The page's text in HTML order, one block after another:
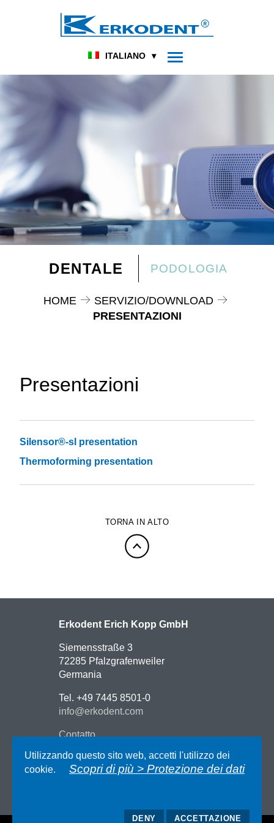
ITALIANO
DENTALE PODOLOGIA
HOME
SERVIZIO/DOWNLOAD
PRESENTAZIONI
Presentazioni
Silensor®-sl presentation
Thermoforming presentation
TORNA IN ALTO
Erkodent Erich Kopp GmbH
Siemensstraße 3
72285 Pfalzgrafenweiler
Germania
Tel. +49 7445 8501-0
info@erkodent.com
Contatto
Impressum
Protezione dei dati
Utilizzando questo sito web, accetti l'utilizzo dei
cookie.
Scopri di più > Protezione dei dati
DENY ACCETTAZIONE